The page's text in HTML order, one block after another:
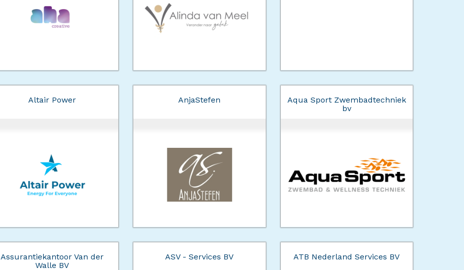
Altair Power AnjaStefen
Aqua Sport Zwembadtechniek
bv
Assurantiekantoor Van der
Walle BV
ASV - Services BV ATB Nederland Services BV